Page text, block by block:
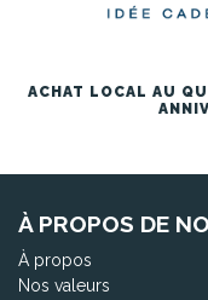
ACHAT LOCAL AU
À PROPOS DE
À propos
Nos valeurs